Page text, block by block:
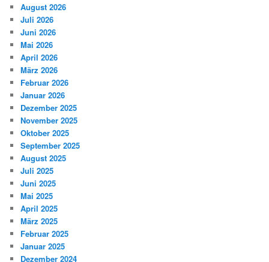
August 2026
Juli 2026
Juni 2026
Mai 2026
April 2026
März 2026
Februar 2026
Januar 2026
Dezember 2025
November 2025
Oktober 2025
September 2025
August 2025
Juli 2025
Juni 2025
Mai 2025
April 2025
März 2025
Februar 2025
Januar 2025
Dezember 2024